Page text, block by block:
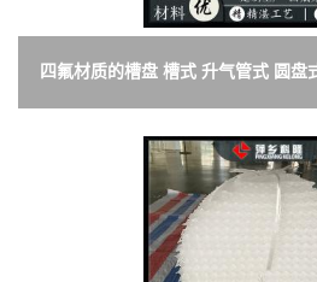
四氟材质的槽盘 槽式 升气管式 圆盘
家